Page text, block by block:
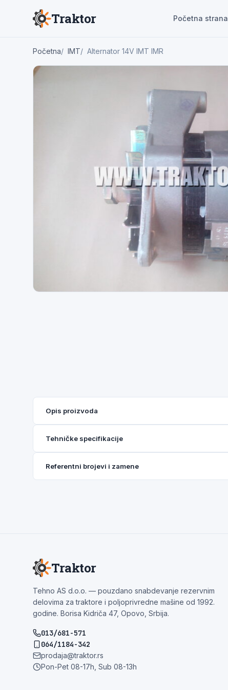
Traktor Početna strana
Početna IMT Alternator 14V IMT IMR
Opis proizvoda
Tehničke specifikacije
Referentni brojevi i zamene
Traktor
Tehno AS d.o.o. — pouzdano snabdevanje rezervnim
delovima za traktore i poljoprivredne mašine od 1992.
godine. Borisa Kidriča 47, Opovo, Srbija.
013/681-571
064/1184-342
prodaja@traktor.rs
Pon-Pet 08-17h, Sub 08-13h